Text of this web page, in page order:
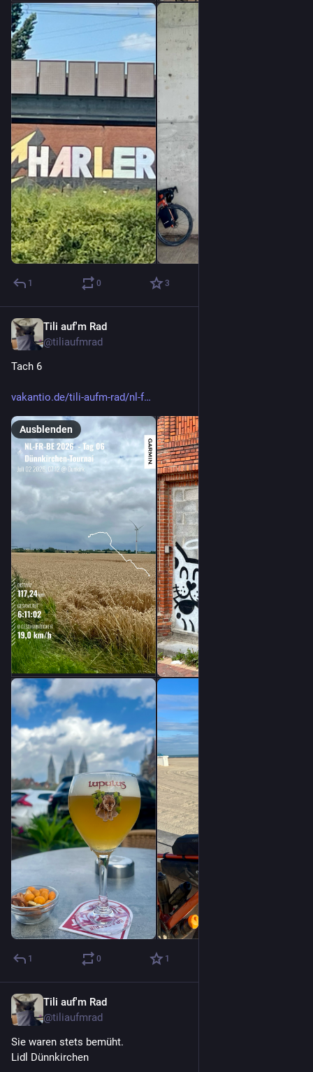
1 0 3
Tili auf'm Rad
@tiliaufmrad
Tach 6
vakantio.de/tili-aufm-rad/nl-f
Ausblenden
1 0 1
Tili auf'm Rad
@tiliaufmrad
Sie waren stets bemüht.
Lidl Dünnkirchen